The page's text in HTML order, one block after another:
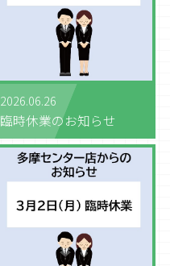
2026.06.26
臨時休業のお知らせ